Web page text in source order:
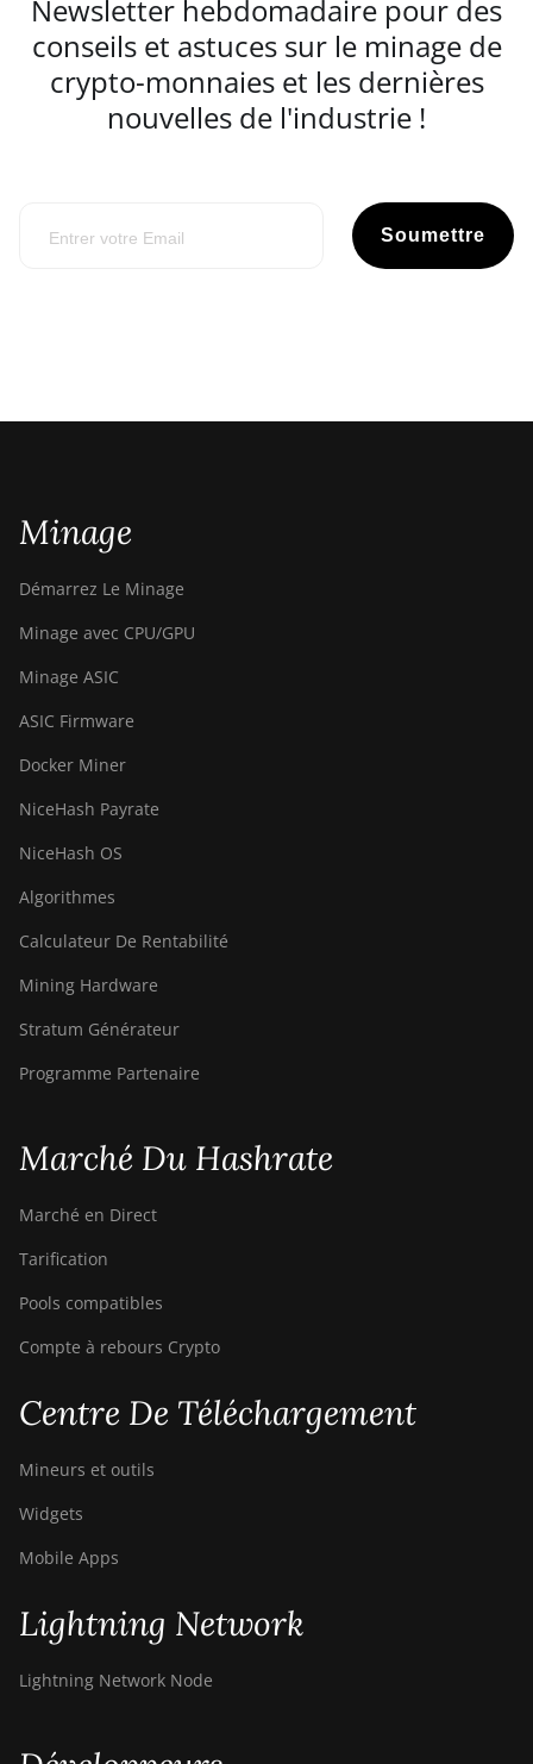
Newsletter hebdomadaire pour des
conseils et astuces sur le minage de
crypto-monnaies et les dernières
nouvelles de l'industrie !
Soumettre
Minage
Démarrez Le Minage
Minage avec CPU/GPU
Minage ASIC
ASIC Firmware
Docker Miner
NiceHash Payrate
NiceHash OS
Algorithmes
Calculateur De Rentabilité
Mining Hardware
Stratum Générateur
Programme Partenaire
Marché Du Hashrate
Marché en Direct
Tarification
Pools compatibles
Compte à rebours Crypto
Centre De Téléchargement
Mineurs et outils
Widgets
Mobile Apps
Lightning Network
Lightning Network Node